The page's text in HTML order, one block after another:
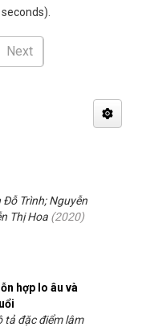
Next
hợp lo âu và
Đỗ Trình; Nguyễn
Thị Hoa (2020)
tả đặc điểm lâm